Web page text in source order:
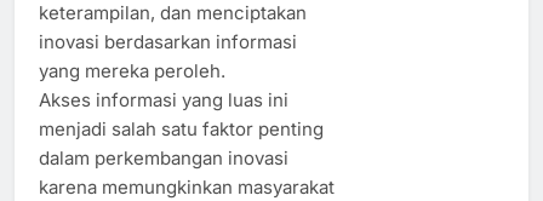
keterampilan, dan menciptakan
inovasi berdasarkan informasi
yang mereka peroleh.
Akses informasi yang luas ini
menjadi salah satu faktor penting
dalam perkembangan inovasi
karena memungkinkan masyarakat